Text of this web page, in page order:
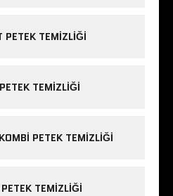
PETEK TEMIZLIĞI
TEMIZLIĞI
PETEK TEMIZLIĞI
TEMIZLIĞI